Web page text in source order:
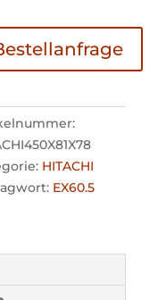
HITACHI
EX60.5